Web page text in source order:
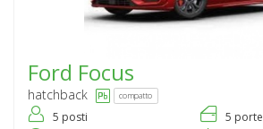
Ford Focus
hatchback compatto
5 posti
5 porte